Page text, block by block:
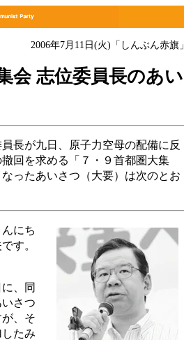
2006年7月11日(火) 「しんぶん赤旗」
会 志位委員長のあい
長が九日、原子力空母の配備に反
回を求める「７・９首都圏大集
ったあいさつ（大要）は次のとお
にち
す。
、同
さつ
、そ
たみ